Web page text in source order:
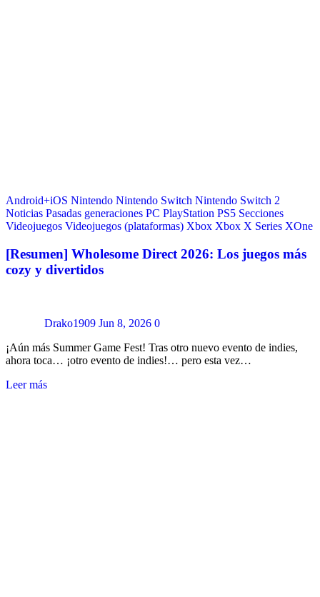
Android+iOS Nintendo Nintendo Switch Nintendo Switch 2
Noticias Pasadas generaciones PC PlayStation PS5 Secciones
Videojuegos Videojuegos (plataformas) Xbox Xbox X Series XOne
[Resumen] Wholesome Direct 2026: Los juegos más
cozy y divertidos
Drako1909 Jun 8, 2026 0
¡Aún más Summer Game Fest! Tras otro nuevo evento de indies,
ahora toca… ¡otro evento de indies!… pero esta vez…
Leer más